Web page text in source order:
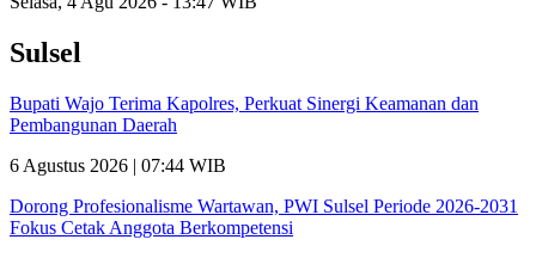
Sulsel
Bupati Wajo Terima Kapolres, Perkuat Sinergi Keamanan dan
Pembangunan Daerah
6 Agustus 2026 | 07:44 WIB
Dorong Profesionalisme Wartawan, PWI Sulsel Periode 2026-2031
Fokus Cetak Anggota Berkompetensi